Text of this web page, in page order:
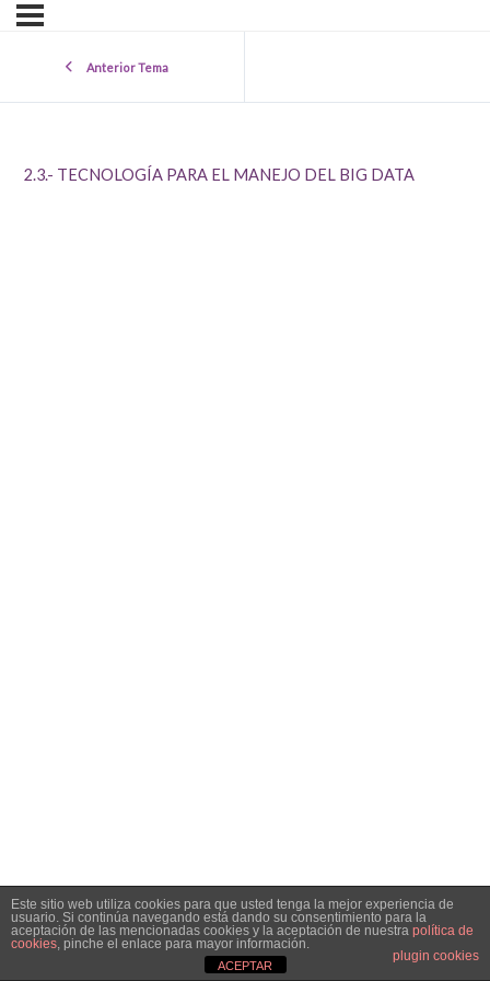
Anterior Tema
2.3.- TECNOLOGÍA PARA EL MANEJO DEL BIG DATA
Este sitio web utiliza cookies para que usted tenga la mejor experiencia de
usuario. Si continúa navegando está dando su consentimiento para la
aceptación de las mencionadas cookies y la aceptación de nuestra política de
cookies, pinche el enlace para mayor información.
plugin cookies
ACEPTAR